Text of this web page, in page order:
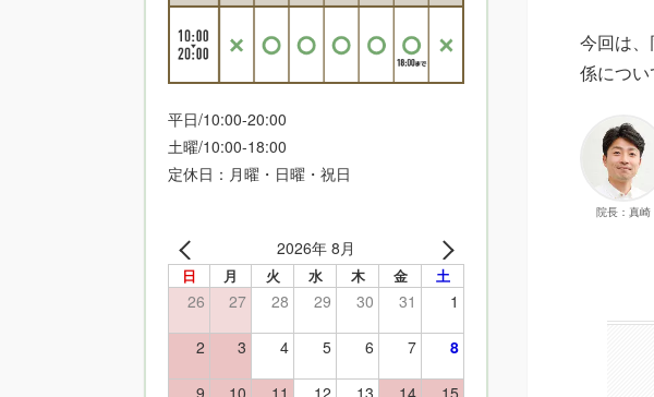
今回は
係につい
院長：真崎
平日/10:00-20:00
土曜/10:00-18:00
定休日：月曜・日曜・祝日
2026年 8月
日 月 火 水 木 金 土
26 27 28 29 30 31 1
2 3 4 5 6 7 8
9 10 11 12 13 14 15